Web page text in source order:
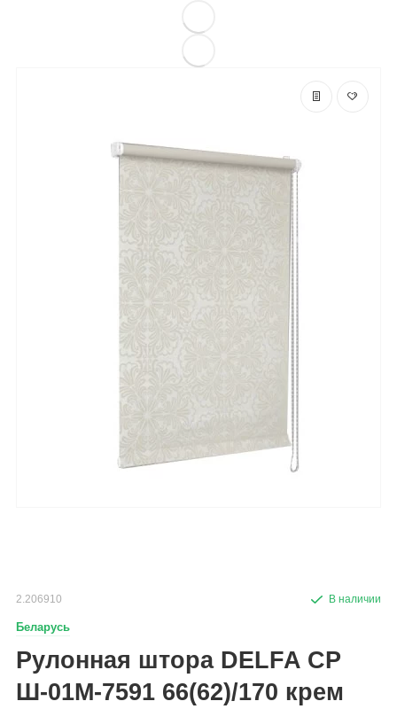
2.206910
Беларусь
Рулонная штора DELFA СР
Ш-01М-7591 66(62)/170 крем